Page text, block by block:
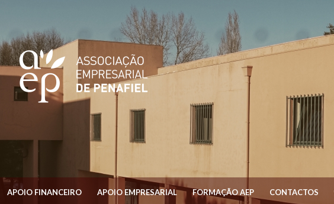
APOIO FINANCEIRO APOIO EMPRESARIAL FORMAÇÃO AEP CONTACTOS